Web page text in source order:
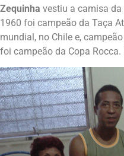
Zequinha vestiu a camisa da
1960 foi campeão da Taça
mundial, no Chile e,
foi campeão da Copa